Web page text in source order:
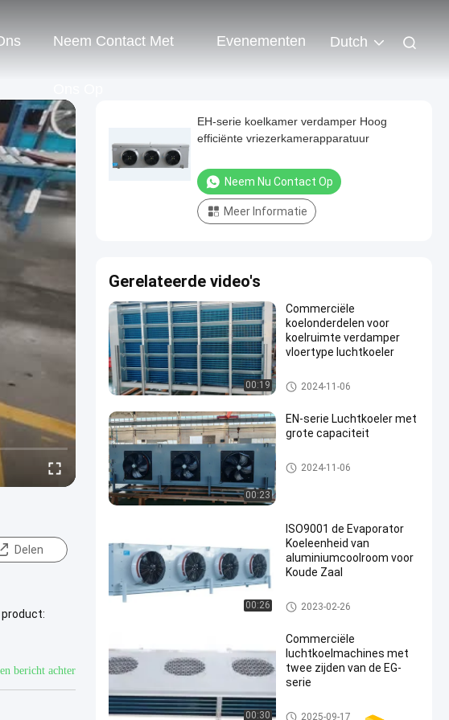
Neem Contact Met Evenementen Dutch
Delen
bericht achter
EH-serie koelkamer verdamper Hoog
efficiënte vriezerkamerapparatuur
Neem Nu Contact Op
Meer Informatie
Gerelateerde video's
00:19
Commerciële
koelonderdelen voor
koelruimte verdamper
vloertype luchtkoeler
koelkamer verdamper
2024-11-06
00:23
EN-serie Luchtkoeler met
grote capaciteit
koelkamer verdamper
2024-11-06
00:26
ISO9001 de Evaporator
Koeleenheid van
aluminiumcoolroom voor
Koude Zaal
koelkamer verdamper
2023-02-26
00:30
Commerciële
luchtkoelmachines met
twee zijden van de EG-
serie
de koeler van de koude ruimtel
2025-09-17